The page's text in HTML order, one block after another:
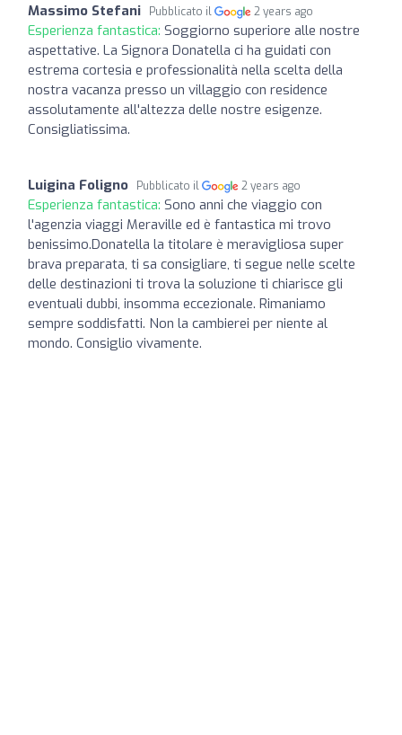
Massimo Stefani Pubblicato il 2 years ago
Esperienza fantastica: Soggiorno superiore alle nostre
aspettative. La Signora Donatella ci ha guidati con
estrema cortesia e professionalità nella scelta della
nostra vacanza presso un villaggio con residence
assolutamente all'altezza delle nostre esigenze.
Consigliatissima.
Luigina Foligno Pubblicato il 2 years ago
Esperienza fantastica: Sono anni che viaggio con
l'agenzia viaggi Meraville ed è fantastica mi trovo
benissimo.Donatella la titolare è meravigliosa super
brava preparata, ti sa consigliare, ti segue nelle scelte
delle destinazioni ti trova la soluzione ti chiarisce gli
eventuali dubbi, insomma eccezionale. Rimaniamo
sempre soddisfatti. Non la cambierei per niente al
mondo. Consiglio vivamente.